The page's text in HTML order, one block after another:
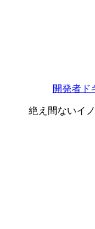
開発者ド
絶え間ないイ